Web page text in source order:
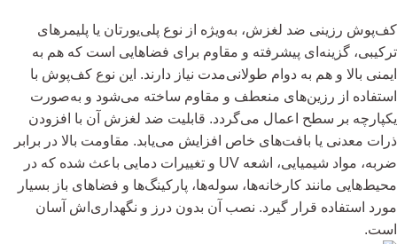
کف‌پوش رزینی ضد لغزش، به‌ویژه از نوع پلی‌یورتان یا پلیمرهای
ترکیبی، گزینه‌ای پیشرفته و مقاوم برای فضاهایی است که هم به
ایمنی بالا و هم به دوام طولانی‌مدت نیاز دارند. این نوع کف‌پوش با
استفاده از رزین‌های منعطف و مقاوم ساخته می‌شود و به‌صورت
یکپارچه بر سطح اعمال می‌گردد. قابلیت ضد لغزش آن با افزودن
ذرات معدنی یا بافت‌های خاص افزایش می‌یابد. مقاومت بالا در برابر
ضربه، مواد شیمیایی، اشعه UV و تغییرات دمایی باعث شده که در
محیط‌هایی مانند کارخانه‌ها، سوله‌ها، پارکینگ‌ها و فضاهای باز بسیار
مورد استفاده قرار گیرد. نصب آن بدون درز و نگهداری‌اش آسان
است.